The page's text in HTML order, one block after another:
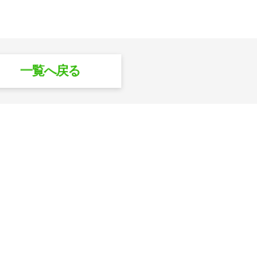
一覧へ戻る